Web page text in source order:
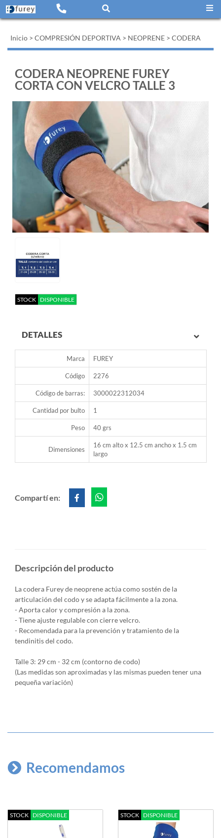
Inicio > COMPRESIÓN DEPORTIVA > NEOPRENE > CODERA
CODERA NEOPRENE FUREY
CORTA CON VELCRO TALLE 3
STOCK DISPONIBLE
DETALLES
Marca FUREY
Código 2276
Código de barras: 3000022312034
Cantidad por bulto 1
Peso 40 grs
Dimensiones
16 cm alto x 12.5 cm ancho x 1.5 cm
largo
Compartí en:
Descripción del producto
La codera Furey de neoprene actúa como sostén de la
articulación del codo y se adapta fácilmente a la zona.
- Aporta calor y compresión a la zona.
- Tiene ajuste regulable con cierre velcro.
- Recomendada para la prevención y tratamiento de la
tendinitis del codo.
Talle 3: 29 cm - 32 cm (contorno de codo)
(Las medidas son aproximadas y las mismas pueden tener una
pequeña variación)
Recomendamos
STOCK DISPONIBLE STOCK DISPONIBLE